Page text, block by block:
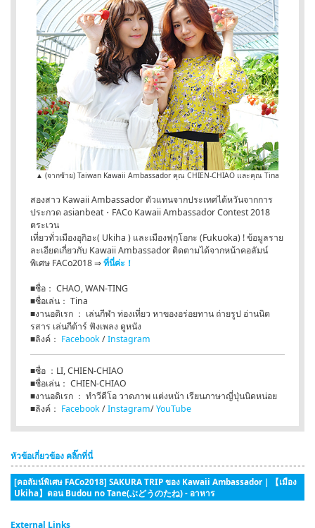
▲ (จากซ้าย) Taiwan Kawaii Ambassador คุณ CHIEN-CHIAO และคุณ Tina
สองสาว Kawaii Ambassador ตัวแทนจากประเทศไต้หวันจากการ
ประกวด asianbeat・FACo Kawaii Ambassador Contest 2018
ตระเวน
เที่ยวทั่วเมืองอุกิฮะ( Ukiha ) และเมืองฟุกุโอกะ (Fukuoka) ! ข้อมูลราย
ละเอียดเกี่ยวกับ Kawaii Ambassador ติดตามได้จากหน้าคอลัมน์
พิเศษ FACo2018 ⇒ที่นี่ค่ะ！
■ชื่อ： CHAO, WAN-TING
■ชื่อเล่น： Tina
■งานอดิเรก ： เล่นกีฬา ท่องเที่ยว หาของอร่อยทาน ถ่ายรูป อ่านนิต
รสาร เล่นกีต้าร์ ฟังเพลง ดูหนัง
■ลิงค์： Facebook/Instagram
■ชื่อ ：LI, CHIEN-CHIAO
■ชื่อเล่น： CHIEN-CHIAO
■งานอดิเรก ： ทำวีดีโอ วาดภาพ แต่งหน้า เรียนภาษาญี่ปุ่นนิดหน่อย
■ลิงค์： Facebook/Instagram/YouTube
หัวข้อเกี่ยวข้อง คลิ๊กที่นี่
[คอลัมน์พิเศษ FACo2018] SAKURA TRIP ของ Kawaii Ambassador｜【เมือง
Ukiha】ตอน Budou no Tane(ぶどうのたね) - อาหาร
External Links